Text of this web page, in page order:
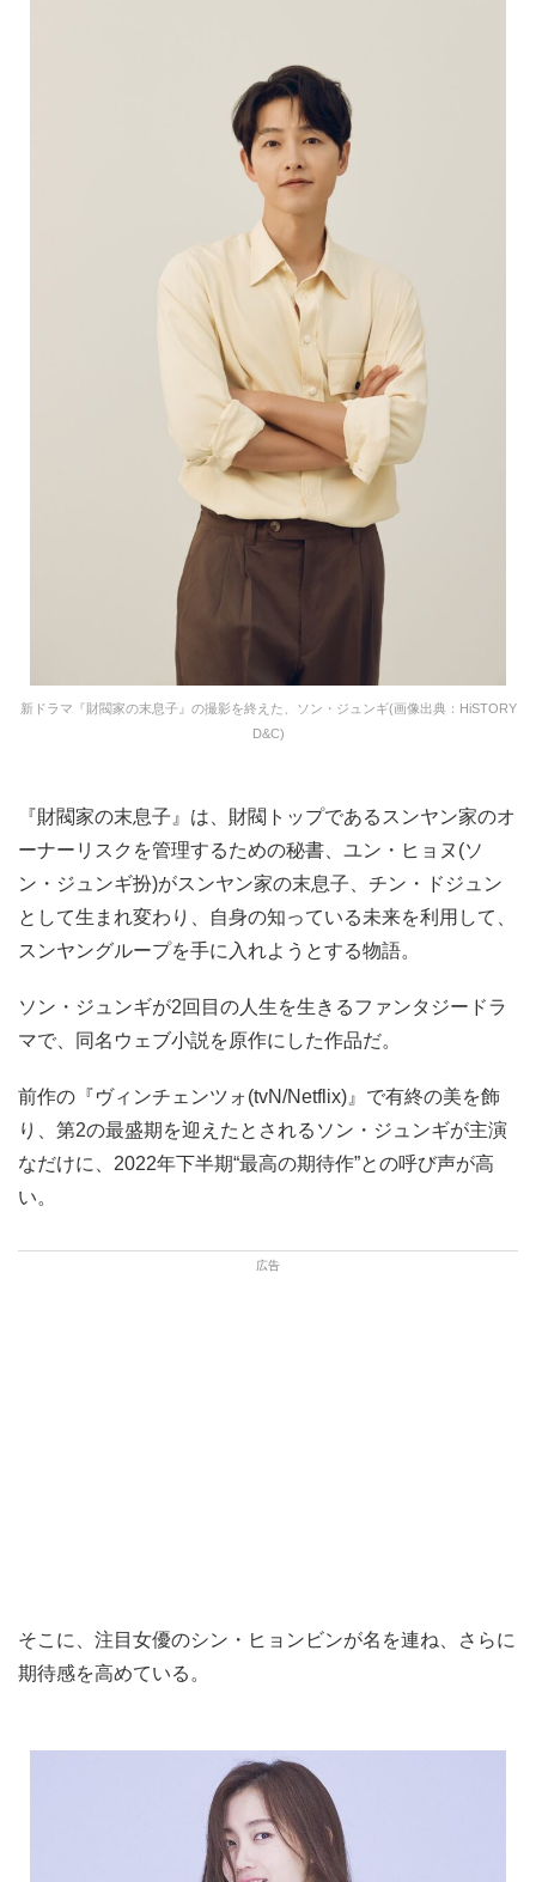
新ドラマ『財閥家の末息子』の撮影を終えた、ソン・ジュンギ(画像出典：HiSTORY
D&C)
『財閥家の末息子』は、財閥トップであるスンヤン家のオ
ーナーリスクを管理するための秘書、ユン・ヒョヌ(ソ
ン・ジュンギ扮)がスンヤン家の末息子、チン・ドジュン
として生まれ変わり、自身の知っている未来を利用して、
スンヤングループを手に入れようとする物語。
ソン・ジュンギが2回目の人生を生きるファンタジードラ
マで、同名ウェブ小説を原作にした作品だ。
前作の『ヴィンチェンツォ(tvN/Netflix)』で有終の美を飾
り、第2の最盛期を迎えたとされるソン・ジュンギが主演
なだけに、2022年下半期“最高の期待作”との呼び声が高
い。
そこに、注目女優のシン・ヒョンビンが名を連ね、さらに
期待感を高めている。